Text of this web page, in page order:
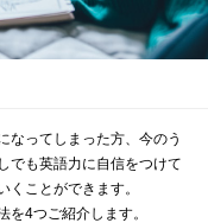
なってしまった方、今のう
でも英語力に自信をつけて
ことができます。
4つご紹介します。